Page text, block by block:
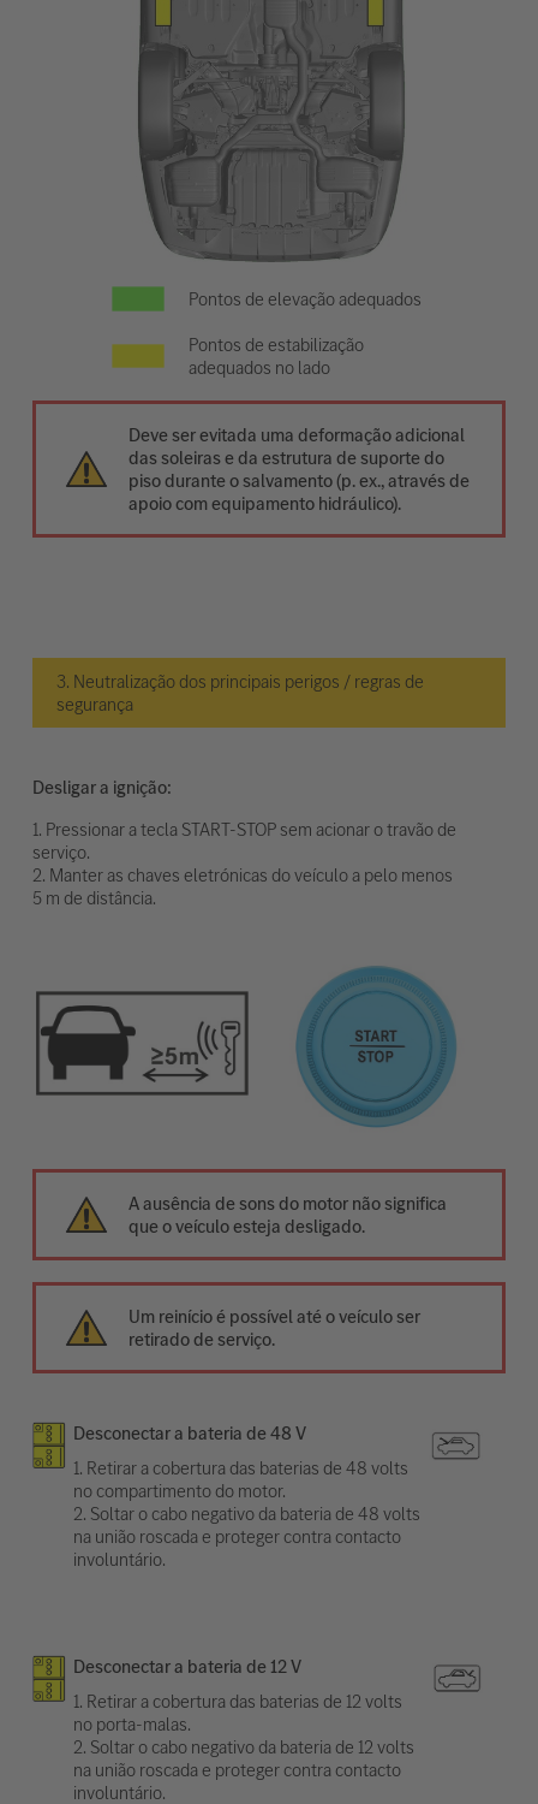
Pontos de elevação adequados
Pontos de estabilização
adequados no lado
Deve ser evitada uma deformação adicional
das soleiras e da estrutura de suporte do
piso durante o salvamento (p. ex., através de
apoio com equipamento hidráulico).
3. Neutralização dos principais perigos / regras de
segurança
Desligar a ignição:
1. Pressionar a tecla START-STOP sem acionar o travão de
serviço.
2. Manter as chaves eletrónicas do veículo a pelo menos
5 m de distância.
A ausência de sons do motor não significa
que o veículo esteja desligado.
Um reinício é possível até o veículo ser
retirado de serviço.
Desconectar a bateria de 48 V
1. Retirar a cobertura das baterias de 48 volts
no compartimento do motor.
2. Soltar o cabo negativo da bateria de 48 volts
na união roscada e proteger contra contacto
involuntário.
Desconectar a bateria de 12 V
1. Retirar a cobertura das baterias de 12 volts
no porta-malas.
2. Soltar o cabo negativo da bateria de 12 volts
na união roscada e proteger contra contacto
involuntário.